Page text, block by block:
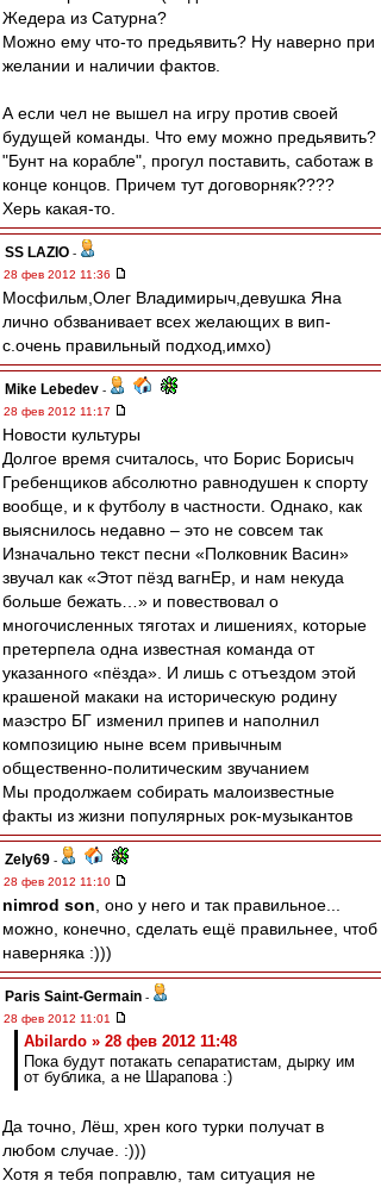
Жедера из Сатурна?
Можно ему что-то предьявить? Ну наверно при
желании и наличии фактов.
А если чел не вышел на игру против своей
будущей команды. Что ему можно предьявить?
"Бунт на корабле", прогул поставить, саботаж в
конце концов. Причем тут договорняк????
Херь какая-то.
SS LAZIO -
28 фев 2012 11:36
Мосфильм,Олег Владимирыч,девушка Яна
лично обзванивает всех желающих в вип-
с.очень правильный подход,имхо)
Mike Lebedev -
28 фев 2012 11:17
Новости культуры
Долгое время считалось, что Борис Борисыч
Гребенщиков абсолютно равнодушен к спорту
вообще, и к футболу в частности. Однако, как
выяснилось недавно – это не совсем так
Изначально текст песни «Полковник Васин»
звучал как «Этот пёзд вагнЕр, и нам некуда
больше бежать…» и повествовал о
многочисленных тяготах и лишениях, которые
претерпела одна известная команда от
указанного «пёзда». И лишь с отъездом этой
крашеной макаки на историческую родину
маэстро БГ изменил припев и наполнил
композицию ныне всем привычным
общественно-политическим звучанием
Мы продолжаем собирать малоизвестные
факты из жизни популярных рок-музыкантов
Zely69 -
28 фев 2012 11:10
nimrod son , оно у него и так правильное...
можно, конечно, сделать ещё правильнее, чтоб
наверняка :)))
Paris Saint-Germain -
28 фев 2012 11:01
Abilardo » 28 фев 2012 11:48
Пока будут потакать сепаратистам, дырку им
от бублика, а не Шарапова :)
Да точно, Лёш, хрен кого турки получат в
любом случае. :)))
Хотя я тебя поправлю, там ситуация не